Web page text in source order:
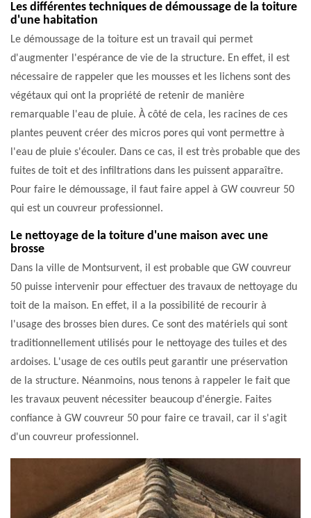
Les différentes techniques de démoussage de la toiture
d'une habitation
Le démoussage de la toiture est un travail qui permet
d'augmenter l'espérance de vie de la structure. En effet, il est
nécessaire de rappeler que les mousses et les lichens sont des
végétaux qui ont la propriété de retenir de manière
remarquable l'eau de pluie. À côté de cela, les racines de ces
plantes peuvent créer des micros pores qui vont permettre à
l'eau de pluie s'écouler. Dans ce cas, il est très probable que des
fuites de toit et des infiltrations dans les puissent apparaître.
Pour faire le démoussage, il faut faire appel à GW couvreur 50
qui est un couvreur professionnel.
Le nettoyage de la toiture d'une maison avec une
brosse
Dans la ville de Montsurvent, il est probable que GW couvreur
50 puisse intervenir pour effectuer des travaux de nettoyage du
toit de la maison. En effet, il a la possibilité de recourir à
l'usage des brosses bien dures. Ce sont des matériels qui sont
traditionnellement utilisés pour le nettoyage des tuiles et des
ardoises. L'usage de ces outils peut garantir une préservation
de la structure. Néanmoins, nous tenons à rappeler le fait que
les travaux peuvent nécessiter beaucoup d'énergie. Faites
confiance à GW couvreur 50 pour faire ce travail, car il s'agit
d'un couvreur professionnel.